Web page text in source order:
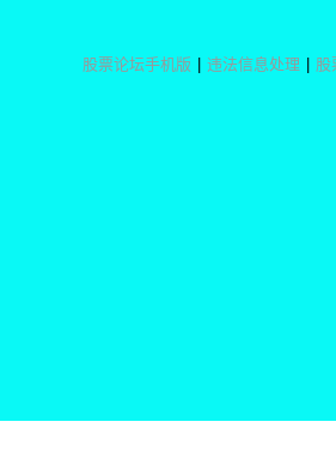
股票论坛手机版 违法信息处理 股